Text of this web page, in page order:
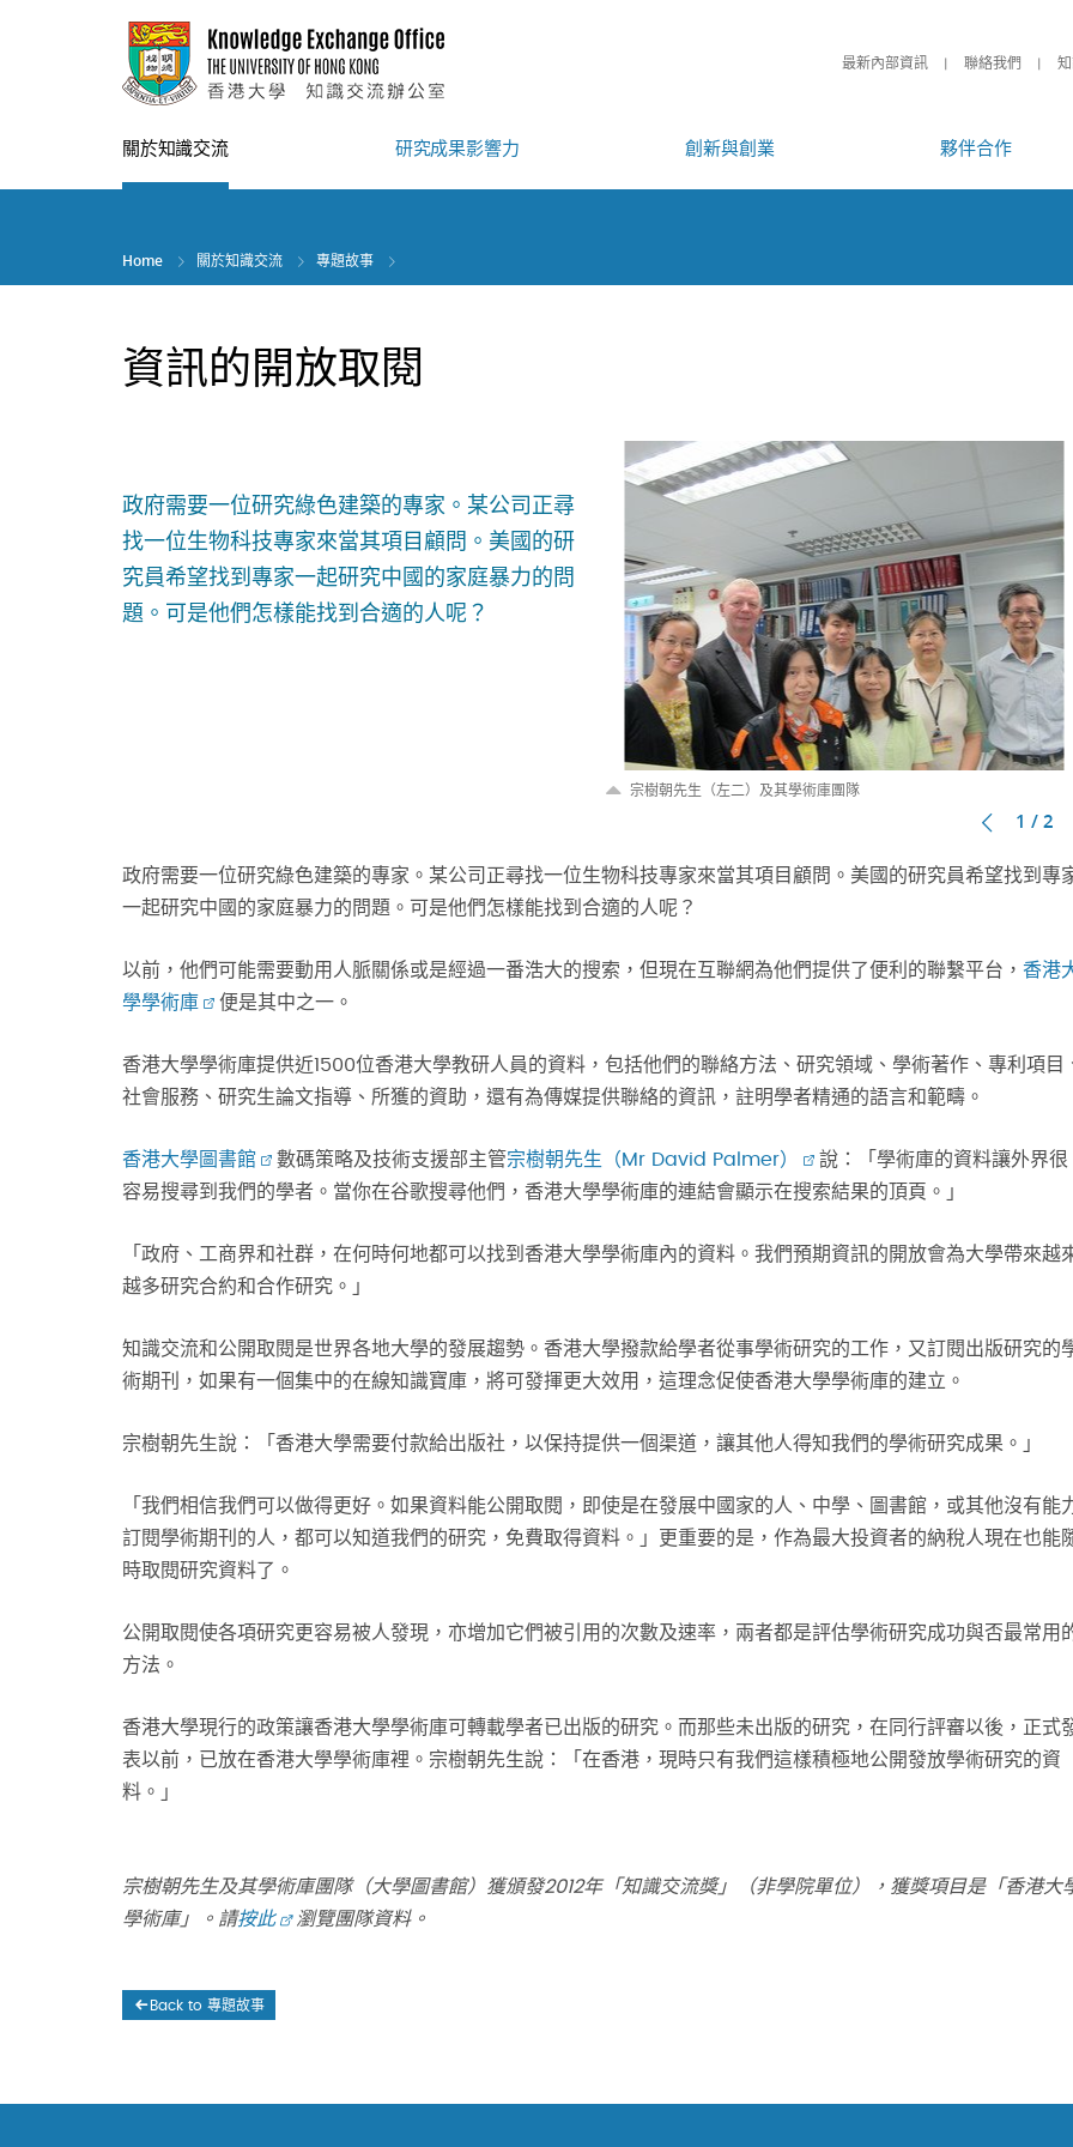
最新內部資訊 聯絡我們
關於知識交流 研究成果影響力 創新與創業 夥伴合作
Home 關於知識交流 專題故事
資訊的開放取閱
政府需要一位研究綠色建築的專家。某公司正尋
找一位生物科技專家來當其項目顧問。美國的研
究員希望找到專家一起研究中國的家庭暴力的問
題。可是他們怎樣能找到合適的人呢？
宗樹朝先生（左二）及其學術庫團隊
1 / 2
政府需要一位研究綠色建築的專家。某公司正尋找一位生物科技專家來當其項目顧問。美國的研究員希望找到專
一起研究中國的家庭暴力的問題。可是他們怎樣能找到合適的人呢？
以前，他們可能需要動用人脈關係或是經過一番浩大的搜索，但現在互聯網為他們提供了便利的聯繫平台， 香港
學學術庫
便是其中之一。
香港大學學術庫提供近1500位香港大學教研人員的資料，包括他們的聯絡方法、研究領域、學術著作、專利項目
社會服務、研究生論文指導、所獲的資助，還有為傳媒提供聯絡的資訊，註明學者精通的語言和範疇。
香港大學圖書館 數碼策略及技術支援部主管宗樹朝先生（Mr David Palmer）
說：「學術庫的資料讓外界很
容易搜尋到我們的學者。當你在谷歌搜尋他們，香港大學學術庫的連結會顯示在搜索結果的頂頁。」
「政府、工商界和社群，在何時何地都可以找到香港大學學術庫內的資料。我們預期資訊的開放會為大學帶來越
越多研究合約和合作研究。」
知識交流和公開取閱是世界各地大學的發展趨勢。香港大學撥款給學者從事學術研究的工作，又訂閱出版研究的
術期刊，如果有一個集中的在線知識寶庫，將可發揮更大效用，這理念促使香港大學學術庫的建立。
宗樹朝先生說：「香港大學需要付款給出版社，以保持提供一個渠道，讓其他人得知我們的學術研究成果。」
「我們相信我們可以做得更好。如果資料能公開取閱，即使是在發展中國家的人、中學、圖書館，或其他沒有能
訂閱學術期刊的人，都可以知道我們的研究，免費取得資料。」更重要的是，作為最大投資者的納稅人現在也能
時取閱研究資料了。
公開取閱使各項研究更容易被人發現，亦增加它們被引用的次數及速率，兩者都是評估學術研究成功與否最常用
方法。
香港大學現行的政策讓香港大學學術庫可轉載學者已出版的研究。而那些未出版的研究，在同行評審以後，正式
表以前，已放在香港大學學術庫裡。宗樹朝先生說：「在香港，現時只有我們這樣積極地公開發放學術研究的資
料。」
宗樹朝先生及其學術庫團隊（大學圖書館）獲頒發2012年「知識交流獎」（非學院單位），獲獎項目是「香港大
學術庫」。請按此 瀏覽團隊資料。
Back to 專題故事